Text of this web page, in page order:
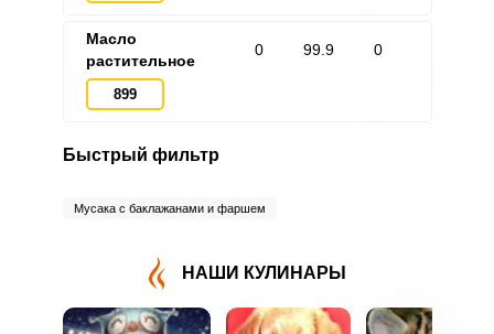
Масло
растительное
899
0 99.9 0
Быстрый фильтр
Мусака с баклажанами и фаршем
НАШИ КУЛИНАРЫ